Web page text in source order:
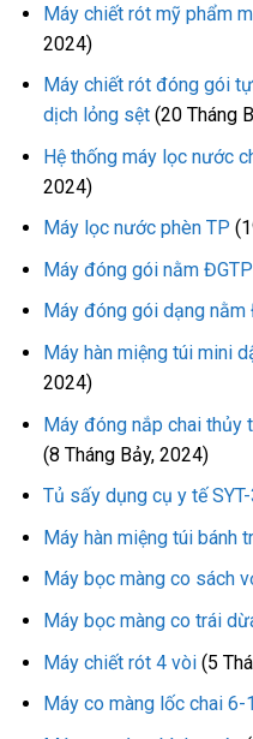
Máy chiết rót mỹ phẩm
2024)
Máy chiết rót đóng gói
dịch lỏng sệt (20 Tháng
Hệ thống máy lọc nước
2024)
Máy lọc nước phèn TP
Máy đóng gói nằm
Máy đóng gói dạng nằm
Máy hàn miệng túi mini
2024)
Máy đóng nắp chai thủy
(8 Tháng Bảy, 2024)
Tủ sấy dụng cụ y tế
Máy hàn miệng túi bánh
Máy bọc màng co sách
Máy bọc màng co trái
Máy chiết rót 4 vòi (5
Máy co màng lốc chai 6-